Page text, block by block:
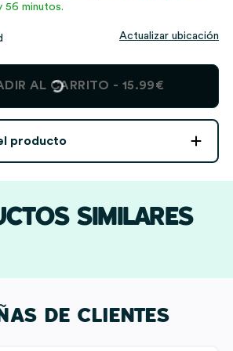
56 minutos.
Actualizar ubicación
AL CARRITO - 15.99€
producto
SIMILARES
DE CLIENTES